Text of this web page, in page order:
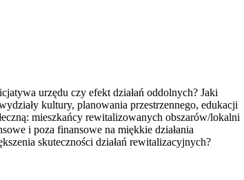
urzędu czy efekt działań oddolnych? Jaki
kultury, planowania przestrzennego, edukacji
mieszkańcy rewitalizowanych obszarów/lokalni
i poza finansowe na miękkie działania
skuteczności działań rewitalizacyjnych?